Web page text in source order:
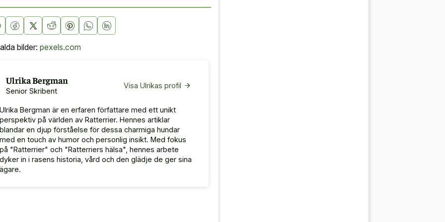
bilder: pexels.com
Ulrika Bergman
Senior Skribent
Visa Ulrikas profil
Ulrika Bergman är en erfaren författare med ett unikt
perspektiv på världen av Ratterrier. Hennes artiklar
blandar en djup förståelse för dessa charmiga hundar
med en touch av humor och personlig insikt. Med fokus
på "Ratterrier" och "Ratterriers hälsa", hennes arbete
dyker in i rasens historia, vård och den glädje de ger sina
ägare.